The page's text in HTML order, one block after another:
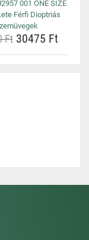
001 ONE SIZE
Férfi Dioptriás
Ft30475 Ft